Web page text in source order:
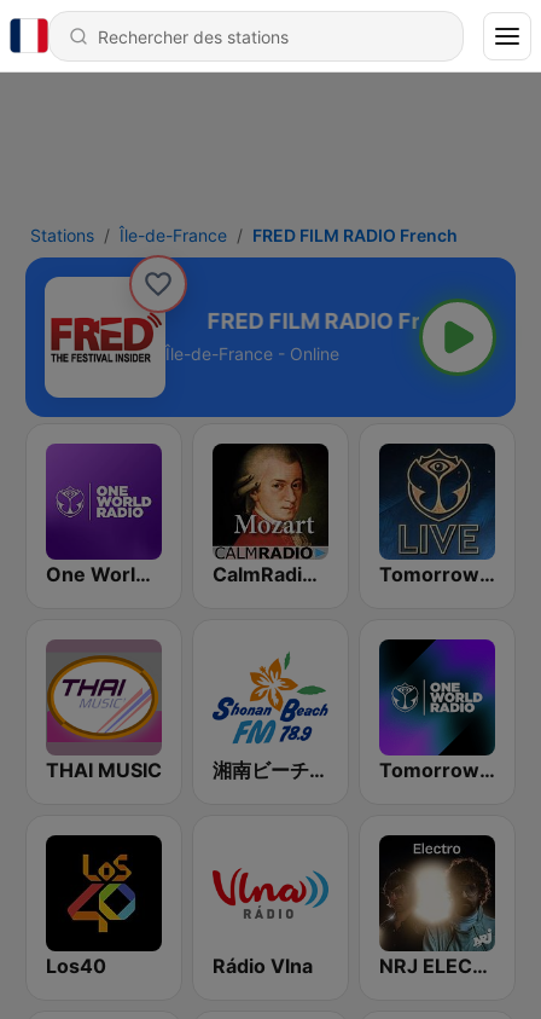
Stations Île-de-France FRED FILM RADIO French
French
Île-de-France - Online
One World Radio CalmRadio.com - Mozart Tomorrowland Live
THAI MUSIC 湘南ビーチFM (Shonan Beach FM) Tomorrowland One World Radio UK
Los40 Rádio Vlna NRJ ELECTRO